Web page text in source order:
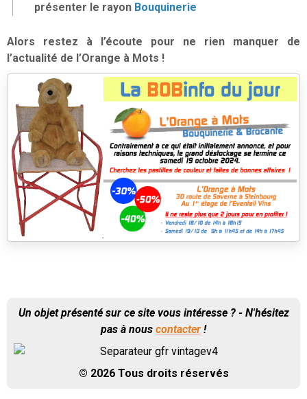
présenter le rayon Bouquinerie
Alors restez à l’écoute pour ne rien manquer de
l’actualité de l’Orange à Mots !
Un objet présenté sur ce site vous intéresse ? - N'hésitez
pas à nous contacter !
© 2026 Tous droits réservés